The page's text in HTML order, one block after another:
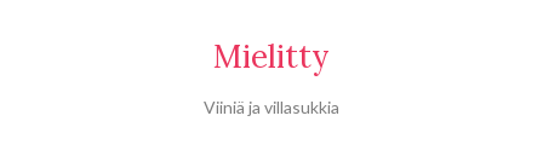
Mielitty
Viiniä ja villasukkia